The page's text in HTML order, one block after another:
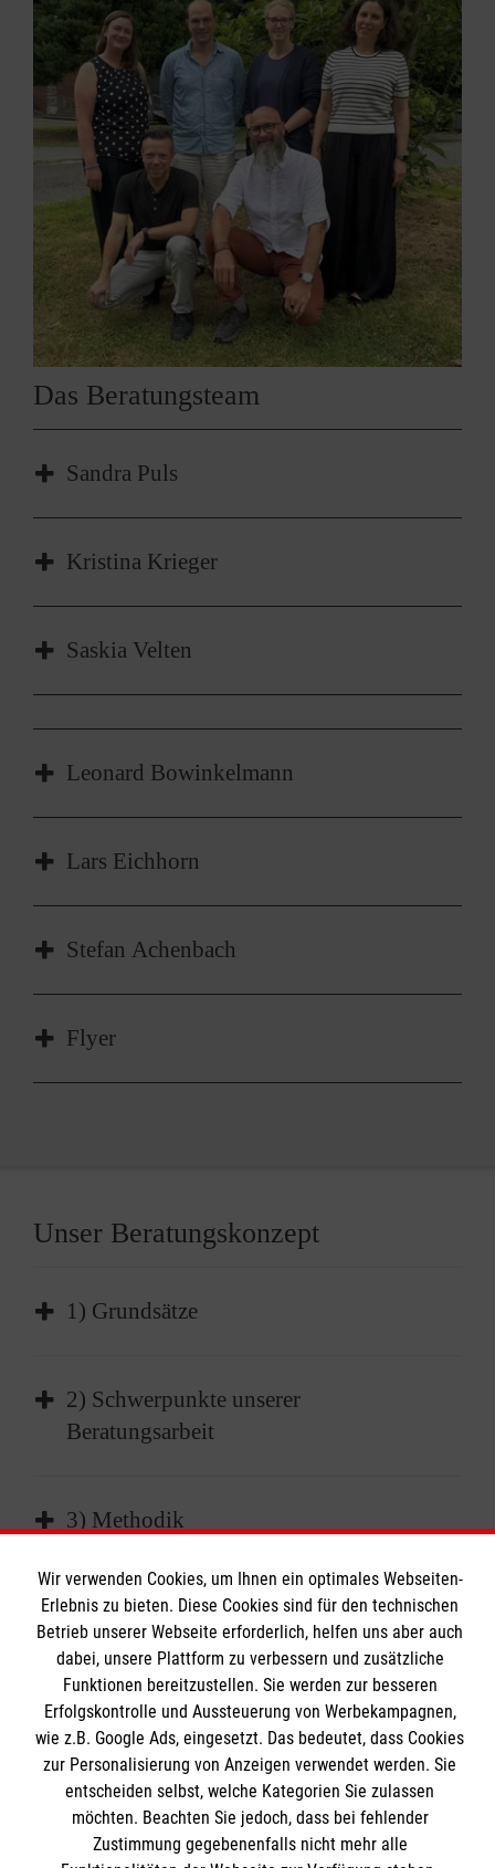
Das Beratungsteam
Sandra Puls
Schulpsychologin
Kristina Krieger
Einzel- und kollegiale Fallberatung,
interne Koordination
Saskia Velten
Präventionsprojekte mit externen Partnern,
Leonard Bowinkelmann
Suchtprävention
Lars Eichhorn
Medienkompetenz, systemische Beratung
Stefan Achenbach
Lernberatung, Prüfungsangst, Depression, Tod
und Trauer
Flyer
Unser Beratungskonzept
1) Grundsätze
Beratung bedeutet inner- und außerschulische
Verzahnung mit Lehrerinnen und Lehrern,
Seelsorgern, Eltern, Behörden wie Jugendamt
Die Beratung hat immer Vorrang vor anderen
schulischen Prozessen.
Der Mensch steht im Mittelpunkt. Ziel ist die
Schaffung bzw. Aufrechterhaltung eines
Klimas des gegenseitigen Respekts und der
gegenseitigen Wertschätzung.
Probleme und Konflikte sehen wir als
Warnsignale und Chancen zur Veränderung.
2) Schwerpunkte unserer
Beratungsarbeit
alle Facetten der Sucht wie z.B. illegale
Drogen, Rauchen und Alkohol, Spiel- und
Magersucht u.v.a.m.
der unreflektierte Umgang mit den so
genannten neuen Medien
Gewalt und Mobbing (auch Cyber-
Mobbing)
sexueller Missbrauch
Lern- und Konzentrationsschwierigkeiten
Diagnostik
3) Methodik
Konstruktive Gespräche auf der Basis des
aktiven Zuhörens (geltend für alle
Schwerpunkte). Flexibler und individueller
Einsatz von Methoden, wie z.B. den
systemischen Ansatz, in dem die Schülerinnen
und Schüler in ihrem System von sozialen
Beziehungen betrachtet werden.
Prozessorientiert Hilfe zur Selbsthilfe. Die
Das St.-Bernhard-Gymnasium
Schulprofil
Anmeldung
Informationen
Wir verwenden Cookies, um Ihnen ein optimales Webseiten-
Erlebnis zu bieten. Diese Cookies sind für den technischen
Betrieb unserer Webseite erforderlich, helfen uns aber auch
dabei, unsere Plattform zu verbessern und zusätzliche
Funktionen bereitzustellen. Sie werden zur besseren
Erfolgskontrolle und Aussteuerung von Werbekampagnen,
wie z.B. Google Ads, eingesetzt. Das bedeutet, dass Cookies
zur Personalisierung von Anzeigen verwendet werden. Sie
entscheiden selbst, welche Kategorien Sie zulassen
möchten. Beachten Sie jedoch, dass bei fehlender
Zustimmung gegebenenfalls nicht mehr alle